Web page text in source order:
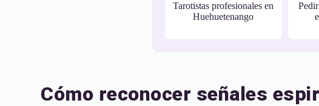
Tarotistas profesionales en
Huehuetenango
Cómo reconocer señales